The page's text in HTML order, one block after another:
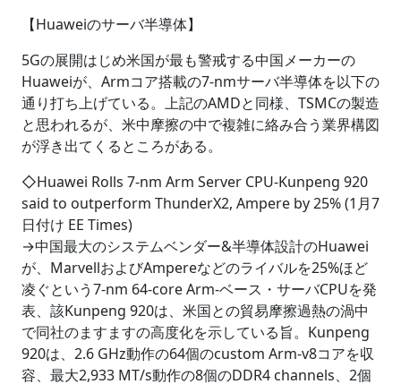
【Huaweiのサーバ半導体】
5Gの展開はじめ米国が最も警戒する中国メーカーの
Huaweiが、Armコア搭載の7-nmサーバ半導体を以下の
通り打ち上げている。上記のAMDと同様、TSMCの製造
と思われるが、米中摩擦の中で複雑に絡み合う業界構図
が浮き出てくるところがある。
◇Huawei Rolls 7-nm Arm Server CPU-Kunpeng 920
said to outperform ThunderX2, Ampere by 25% (1月7
日付け EE Times)
→中国最大のシステムベンダー&半導体設計のHuawei
が、MarvellおよびAmpereなどのライバルを25%ほど
凌ぐという7-nm 64-core Arm-ベース・サーバCPUを発
表、該Kunpeng 920は、米国との貿易摩擦過熱の渦中
で同社のますますの高度化を示している旨。Kunpeng
920は、2.6 GHz動作の64個のcustom Arm-v8コアを収
容、最大2,933 MT/s動作の8個のDDR4 channels、2個